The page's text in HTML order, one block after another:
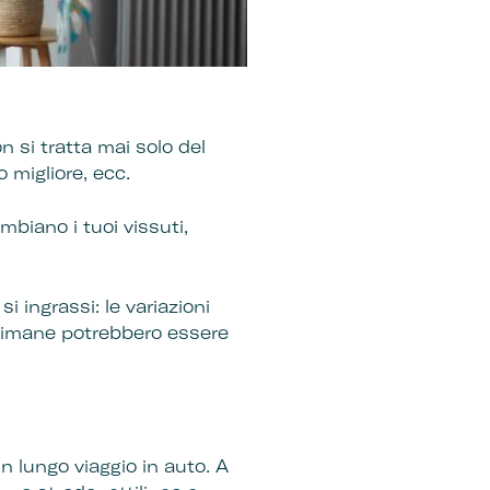
si tratta mai solo del
migliore, ecc.
i tuoi vissuti,
ingrassi: le variazioni
potrebbero essere
lungo viaggio in auto. A